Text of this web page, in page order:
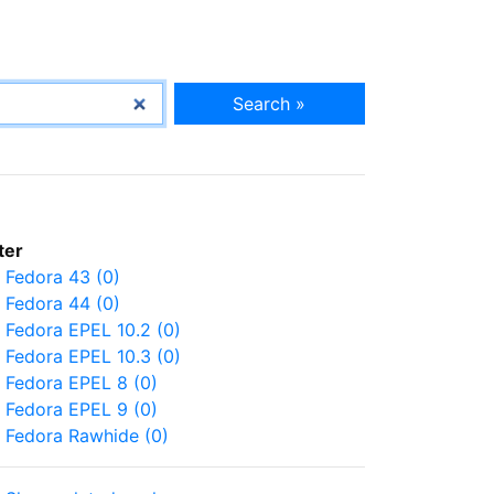
Search »
Fedora 43 (0)
Fedora 44 (0)
Fedora EPEL 10.2 (0)
Fedora EPEL 10.3 (0)
Fedora EPEL 8 (0)
Fedora EPEL 9 (0)
Fedora Rawhide (0)